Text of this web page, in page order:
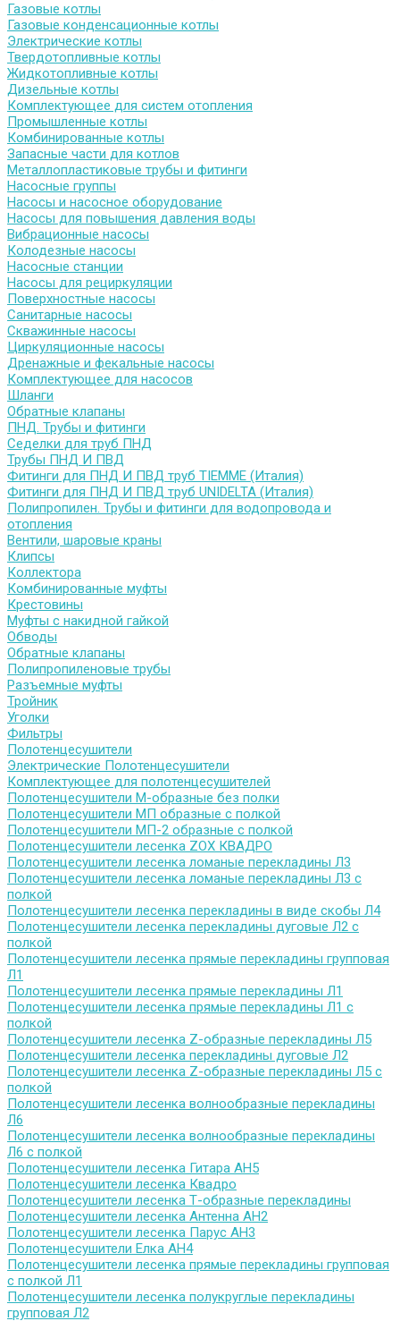
Газовые котлы
Газовые конденсационные котлы
Электрические котлы
Твердотопливные котлы
Жидкотопливные котлы
Дизельные котлы
Комплектующее для систем отопления
Промышленные котлы
Комбинированные котлы
Запасные части для котлов
Металлопластиковые трубы и фитинги
Насосные группы
Насосы и насосное оборудование
Насосы для повышения давления воды
Вибрационные насосы
Колодезные насосы
Насосные станции
Насосы для рециркуляции
Поверхностные насосы
Санитарные насосы
Скважинные насосы
Циркуляционные насосы
Дренажные и фекальные насосы
Комплектующее для насосов
Шланги
Обратные клапаны
ПНД. Трубы и фитинги
Седелки для труб ПНД
Трубы ПНД И ПВД
Фитинги для ПНД И ПВД труб TIEMME (Италия)
Фитинги для ПНД И ПВД труб UNIDELTA (Италия)
Полипропилен. Трубы и фитинги для водопровода и
отопления
Вентили, шаровые краны
Клипсы
Коллектора
Комбинированные муфты
Крестовины
Муфты с накидной гайкой
Обводы
Обратные клапаны
Полипропиленовые трубы
Разъемные муфты
Тройник
Уголки
Фильтры
Полотенцесушители
Электрические Полотенцесушители
Комплектующее для полотенцесушителей
Полотенцесушители М-образные без полки
Полотенцесушители МП образные с полкой
Полотенцесушители МП-2 образные с полкой
Полотенцесушители лесенка ZOX КВАДРО
Полотенцесушители лесенка ломаные перекладины Л3
Полотенцесушители лесенка ломаные перекладины Л3 с
полкой
Полотенцесушители лесенка перекладины в виде скобы Л4
Полотенцесушители лесенка перекладины дуговые Л2 с
полкой
Полотенцесушители лесенка прямые перекладины групповая
Л1
Полотенцесушители лесенка прямые перекладины Л1
Полотенцесушители лесенка прямые перекладины Л1 с
полкой
Полотенцесушители лесенка Z-образные перекладины Л5
Полотенцесушители лесенка перекладины дуговые Л2
Полотенцесушители лесенка Z-образные перекладины Л5 с
полкой
Полотенцесушители лесенка волнообразные перекладины
Л6
Полотенцесушители лесенка волнообразные перекладины
Л6 с полкой
Полотенцесушители лесенка Гитара АН5
Полотенцесушители лесенка Квадро
Полотенцесушители лесенка Т-образные перекладины
Полотенцесушители лесенка Антенна АН2
Полотенцесушители лесенка Парус АН3
Полотенцесушители Елка АН4
Полотенцесушители лесенка прямые перекладины групповая
с полкой Л1
Полотенцесушители лесенка полукруглые перекладины
групповая Л2